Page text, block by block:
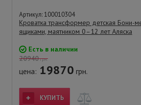
Артикул: 100010304
Кроватка трансформер детская Бони-
ящиками, маятником 0–12 лет Аляска
Есть в наличии
20940грн.
цена: 19870 грн.
КУПИТЬ